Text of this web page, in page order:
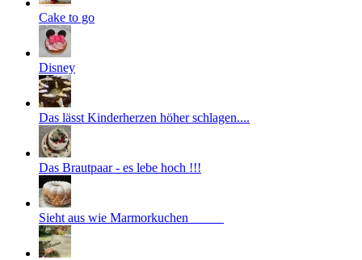
Cake to go
Disney
Das lässt Kinderherzen höher schlagen....
Das Brautpaar - es lebe hoch !!!
Sieht aus wie Marmorkuchen _____